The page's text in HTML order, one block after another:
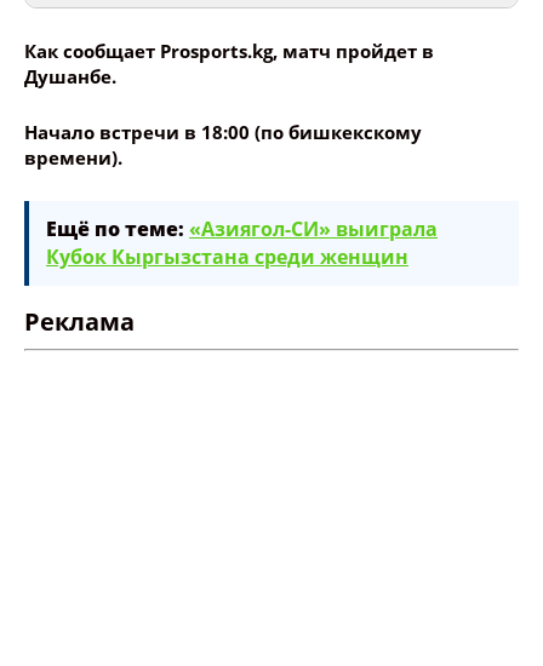
Ваше имя
Название сообщения
Как сообщает Prosports.kg, матч пройдет в
Душанбе.
Начало встречи в 18:00 (по бишкекскому
времени).
Ещё по теме: «Азиягол-СИ» выиграла
Кубок Кыргызстана среди женщин
Реклама